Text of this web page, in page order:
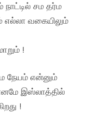
சம தர்ம
எல்லா வகையிலும்
!
நேயம் என்னும்
இஸ்லாத்தில்
!